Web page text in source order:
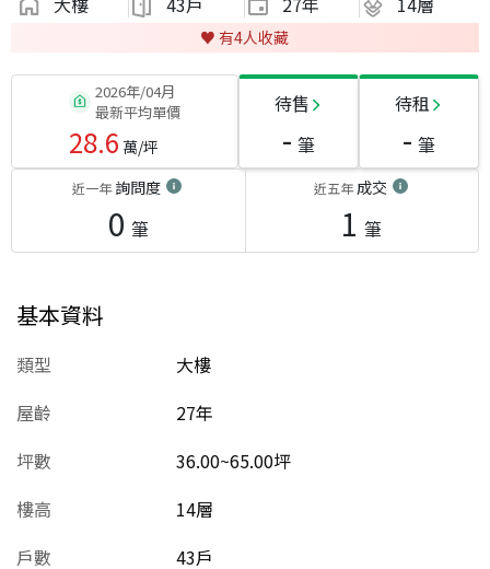
♥️ 有4人收藏
2026年/04月
最新平均單價
28.6 萬/坪
待售
- 筆
待租
- 筆
近一年詢問度
0 筆
近五年成交
1 筆
基本資料
類型
大樓
屋齡
27年
坪數
36.00~65.00坪
樓高
14層
戶數
43戶